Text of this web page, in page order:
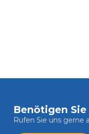
Benötigen
Rufen Sie uns gerne